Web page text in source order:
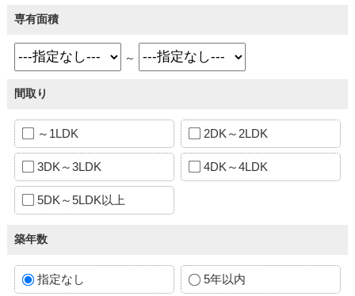
専有面積
～
間取り
～1LDK 2DK～2LDK
3DK～3LDK 4DK～4LDK
5DK～5LDK以上
築年数
指定なし 5年以内